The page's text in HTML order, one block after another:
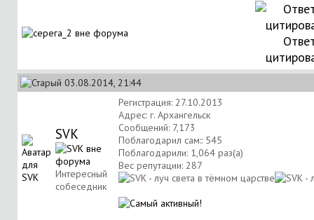
03.08.2014, 21:44
SVK
Интересный
собеседник
Регистрация: 27.10.2013
Адрес: г. Архангельск
Сообщений: 7,173
Поблагодарил сам:: 545
Поблагодарили: 1,064 раз(а)
Вес репутации: 287